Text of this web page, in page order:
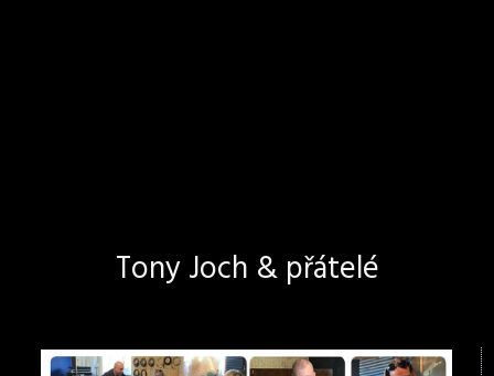
Tony Joch & přátelé